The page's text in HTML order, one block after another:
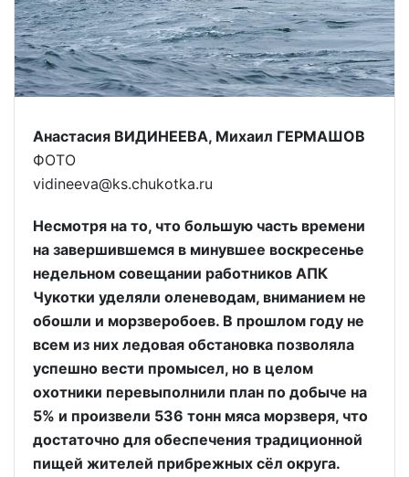
Анастасия ВИДИНЕЕВА, Михаил ГЕРМАШОВ
ФОТО
vidineeva@ks.chukotka.ru
Несмотря на то, что большую часть времени
на завершившемся в минувшее воскресенье
недельном совещании работников АПК
Чукотки уделяли оленеводам, вниманием не
обошли и морзверобоев. В прошлом году не
всем из них ледовая обстановка позволяла
успешно вести промысел, но в целом
охотники перевыполнили план по добыче на
5% и произвели 536 тонн мяса морзверя, что
достаточно для обеспечения традиционной
пищей жителей прибрежных сёл округа.